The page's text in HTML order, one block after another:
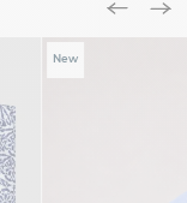
New